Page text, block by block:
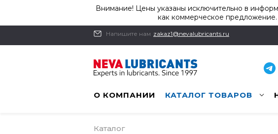
Внимание! Цены указаны исключительно в
как коммерческое
Напишите нам zakaz1@nevalubricants.ru
О КОМПАНИИ КАТАЛОГ ТОВАРОВ
Каталог